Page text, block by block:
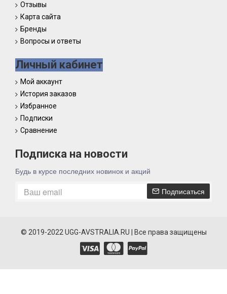
Отзывы
Карта сайта
Бренды
Вопросы и ответы
Личный кабинет
Мой аккаунт
История заказов
Избранное
Подписки
Сравнение
Подписка на новости
Будь в курсе последних новинок и акций
Подписаться
© 2019-2022 UGG-AVSTRALIA.RU | Все права защищены